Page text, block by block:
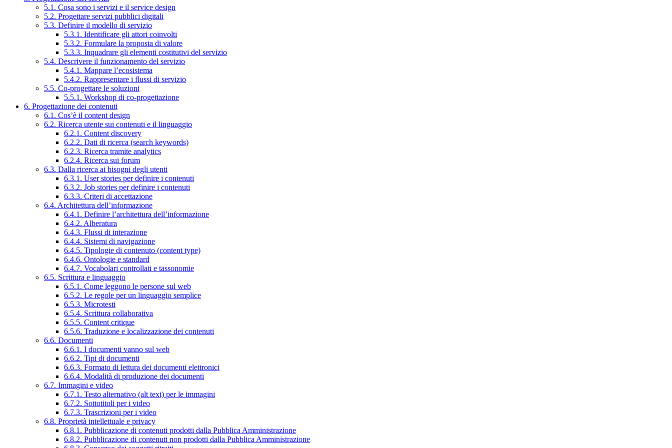
5.1. Cosa sono i servizi e il service design
5.2. Progettare servizi pubblici digitali
5.3. Definire il modello di servizio
5.3.1. Identificare gli attori coinvolti
5.3.2. Formulare la proposta di valore
5.3.3. Inquadrare gli elementi costitutivi del servizio
5.4. Descrivere il funzionamento del servizio
5.4.1. Mappare l’ecosistema
5.4.2. Rappresentare i flussi di servizio
5.5. Co-progettare le soluzioni
5.5.1. Workshop di co-progettazione
6. Progettazione dei contenuti
6.1. Cos’è il content design
6.2. Ricerca utente sui contenuti e il linguaggio
6.2.1. Content discovery
6.2.2. Dati di ricerca (search keywords)
6.2.3. Ricerca tramite analytics
6.2.4. Ricerca sui forum
6.3. Dalla ricerca ai bisogni degli utenti
6.3.1. User stories per definire i contenuti
6.3.2. Job stories per definire i contenuti
6.3.3. Criteri di accettazione
6.4. Architettura dell’informazione
6.4.1. Definire l’architettura dell’informazione
6.4.2. Alberatura
6.4.3. Flussi di interazione
6.4.4. Sistemi di navigazione
6.4.5. Tipologie di contenuto (content type)
6.4.6. Ontologie e standard
6.4.7. Vocabolari controllati e tassonomie
6.5. Scrittura e linguaggio
6.5.1. Come leggono le persone sul web
6.5.2. Le regole per un linguaggio semplice
6.5.3. Microtesti
6.5.4. Scrittura collaborativa
6.5.5. Content critique
6.5.6. Traduzione e localizzazione dei contenuti
6.6. Documenti
6.6.1. I documenti vanno sul web
6.6.2. Tipi di documenti
6.6.3. Formato di lettura dei documenti elettronici
6.6.4. Modalità di produzione dei documenti
6.7. Immagini e video
6.7.1. Testo alternativo (alt text) per le immagini
6.7.2. Sottotitoli per i video
6.7.3. Trascrizioni per i video
6.8. Proprietà intellettuale e privacy
6.8.1. Pubblicazione di contenuti prodotti dalla Pubblica Amministrazione
6.8.2. Pubblicazione di contenuti non prodotti dalla Pubblica Amministrazione